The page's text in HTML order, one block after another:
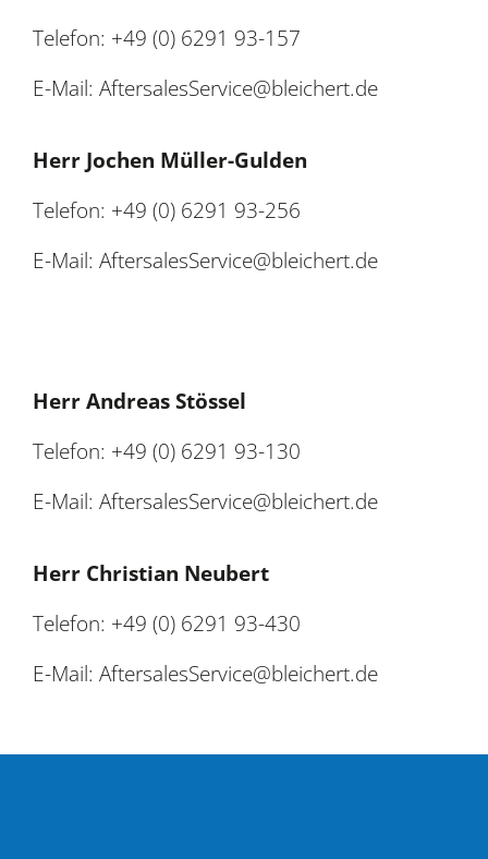
Telefon: +49 (0) 6291 93-157
E-Mail: AftersalesService@bleichert.de
Herr Jochen Müller-Gulden
Telefon: +49 (0) 6291 93-256
E-Mail: AftersalesService@bleichert.de
Herr Andreas Stössel
Telefon: +49 (0) 6291 93-130
E-Mail: AftersalesService@bleichert.de
Herr Christian Neubert
Telefon: +49 (0) 6291 93-430
E-Mail: AftersalesService@bleichert.de